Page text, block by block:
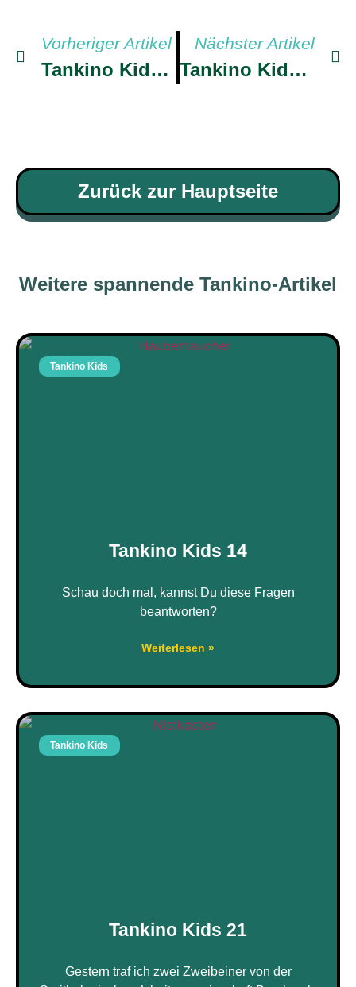
Vorheriger Artikel
Tankino Kids 23
Nächster Artikel
Tankino Kids 25
Zurück zur Hauptseite
Weitere spannende Tankino-Artikel
Tankino Kids
Tankino Kids 14
Schau doch mal, kannst Du diese Fragen
beantworten?
Weiterlesen »
Tankino Kids
Tankino Kids 21
Gestern traf ich zwei Zweibeiner von der